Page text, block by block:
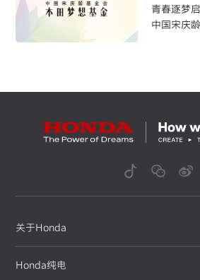
青春逐梦
中国宋庆
关于Honda
Honda纯电